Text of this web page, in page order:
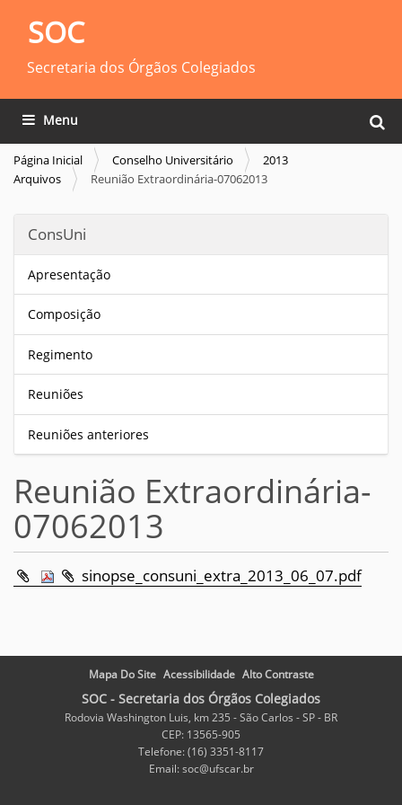
SOC
Secretaria dos Órgãos Colegiados
Busca
Toggle navigation
Página Inicial Conselho Universitário
2013
Arquivos
Reunião Extraordinária-07062013
ConsUni
Apresentação
Composição
Regimento
Reuniões
Reuniões anteriores
Reunião Extraordinária-
07062013
sinopse_consuni_extra_2013_06_07.pdf
Mapa Do Site Acessibilidade Alto Contraste
SOC - Secretaria dos Órgãos Colegiados
Rodovia Washington Luis, km 235 - São Carlos - SP - BR
CEP: 13565-905
Telefone: (16) 3351-8117
Email: soc@ufscar.br